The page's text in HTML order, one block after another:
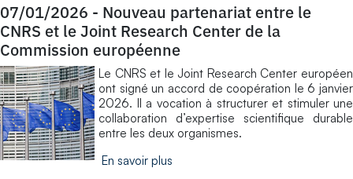
07/01/2026 - Nouveau partenariat entre le
CNRS et le Joint Research Center de la
Commission européenne
Le CNRS et le Joint Research Center européen
ont signé un accord de coopération le 6 janvier
2026. Il a vocation à structurer et stimuler une
collaboration d’expertise scientifique durable
entre les deux organismes.
En savoir plus